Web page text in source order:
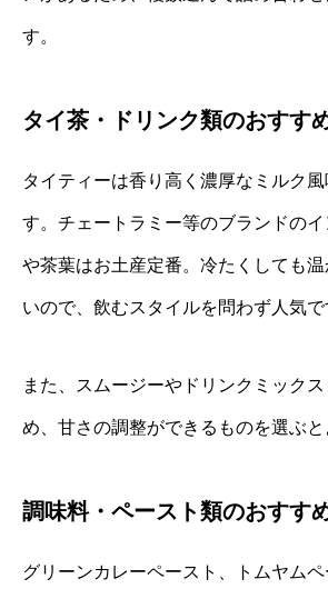
す。
タイ茶・ドリンク類のおすす
タイティーは香り高く濃厚なミルク
す。チェートラミー等のブランドの
や茶葉はお土産定番。冷たくしても
いので、飲むスタイルを問わず人気で
また、スムージーやドリンクミック
め、甘さの調整ができるものを選ぶと
調味料・ペースト類のおすす
グリーンカレーペースト、トムヤム